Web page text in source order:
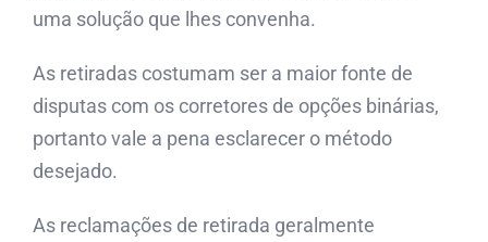
uma solução que lhes convenha.
As retiradas costumam ser a maior fonte de
disputas com os corretores de opções binárias,
portanto vale a pena esclarecer o método
desejado.
As reclamações de retirada geralmente